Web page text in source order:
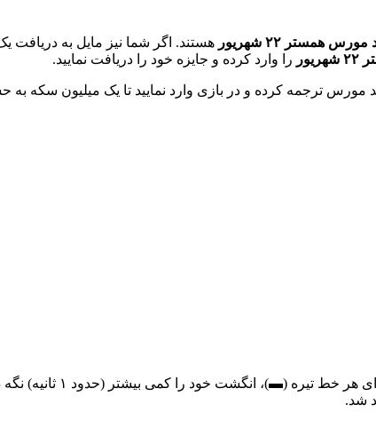
همستر ۲۲ شهریور
هستند. اگر شما نیز مایل به دریافت
را وارد کرده و جایزه خود را دریافت نمایید.
را به کد مورس ترجمه کرده و در بازی وارد نمایید تا یک میلیون سکه